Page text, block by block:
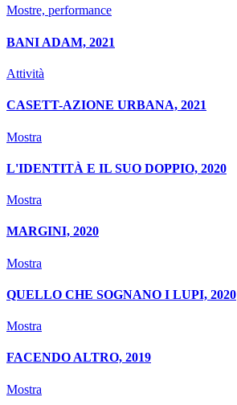
Mostre, performance
BANI ADAM, 2021
Attività
CASETT-AZIONE URBANA, 2021
Mostra
L'IDENTITÀ E IL SUO DOPPIO, 2020
Mostra
MARGINI, 2020
Mostra
QUELLO CHE SOGNANO I LUPI, 2020
Mostra
FACENDO ALTRO, 2019
Mostra